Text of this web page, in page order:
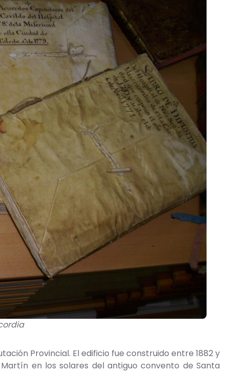
Provincial. El edificio fue construido entre 1882 y
en los solares del antiguo convento de Santa